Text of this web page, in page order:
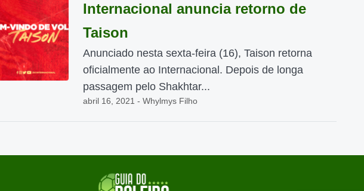
Internacional anuncia retorno de
Taison
Anunciado nesta sexta-feira (16), Taison retorna
oficialmente ao Internacional. Depois de longa
passagem pelo Shakhtar...
abril 16, 2021 - Whylmys Filho